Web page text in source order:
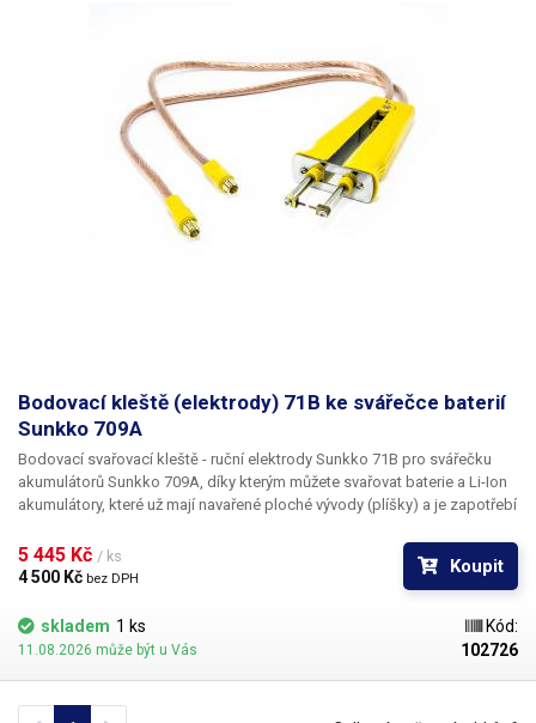
Bodovací kleště (elektrody) 71B ke svářečce baterií
Sunkko 709A
Bodovací svařovací kleště - ruční elektrody Sunkko 71B pro svářečku
akumulátorů Sunkko 709A, díky kterým můžete svařovat baterie a Li-Ion
akumulátory, které už mají navařené ploché vývody (plíšky) a je zapotřebí
samotná svářečka nedokáží. Pospojování Li-Ion baterií s těmito kleštěmi
bude opravdu jednoduchá záležitost na pár vteřin. Svařovací rukojeť se
ke stanici připojuje pomocí páru zlacených konektorů, přívodní vodiče
jsou z bezkyslíkaté mědi (OFHC) s dostatečným průřezem Ø6mm. Pro
sepnutí svářečky je v tomto případě použit odpojitelný nožní pedál.
Rozteč bodů je nastavitelná 2,1mm Délka kabelů: 40cm Ke kleštím lze
zakoupit i pár náhradních elektrod jakožto spotřební materiál.
5 445 Kč / ks
4 500 Kč bez DPH
Koupit
skladem 1 ks
11.08.2026 může být u Vás
Kód:
102726